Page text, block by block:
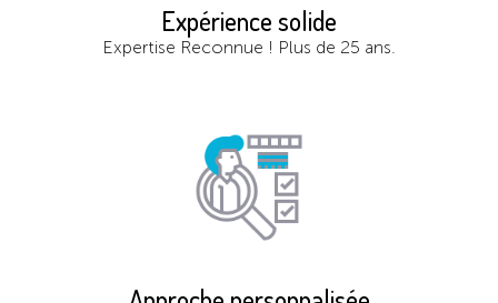
Expérience solide
Expertise Reconnue ! Plus de 25 ans.